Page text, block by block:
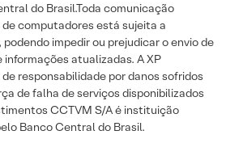
do Brasil.Toda comunicação
computadores está sujeita a
impedir ou prejudicar o envio de
atualizadas. A XP
responsabilidade por danos sofridos
de falha de serviços disponibilizados
CCTVM S/A é instituição
Banco Central do Brasil.